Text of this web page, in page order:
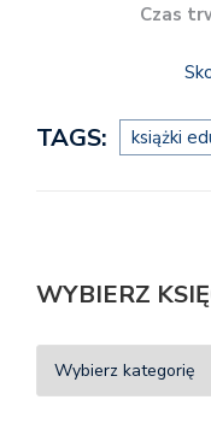
Czas
TAGS: książki
WYBIERZ